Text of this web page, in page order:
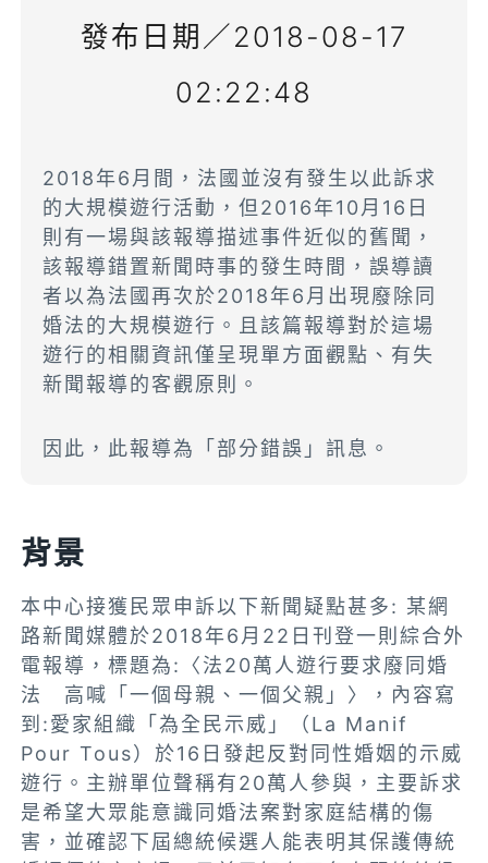
發布日期／2018-08-17
02:22:48
2018年6月間，法國並沒有發生以此訴求
的大規模遊行活動，但2016年10月16日
則有一場與該報導描述事件近似的舊聞，
該報導錯置新聞時事的發生時間，誤導讀
者以為法國再次於2018年6月出現廢除同
婚法的大規模遊行。且該篇報導對於這場
遊行的相關資訊僅呈現單方面觀點、有失
新聞報導的客觀原則。
因此，此報導為「部分錯誤」訊息。
背景
本中心接獲民眾申訴以下新聞疑點甚多: 某網
路新聞媒體於2018年6月22日刊登一則綜合外
電報導，標題為:〈法20萬人遊行要求廢同婚
法 高喊「一個母親、一個父親」〉，內容寫
到:愛家組織「為全民示威」（La Manif
Pour Tous）於16日發起反對同性婚姻的示威
遊行。主辦單位聲稱有20萬人參與，主要訴求
是希望大眾能意識同婚法案對家庭結構的傷
害，並確認下屆總統候選人能表明其保護傳統